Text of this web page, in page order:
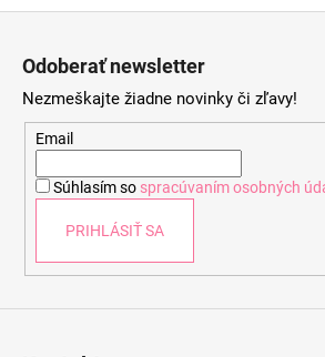
Odoberať newsletter
Nezmeškajte žiadne novinky či zľavy!
Email
Súhlasím so spracúvaním osobných
PRIHLÁSIŤ SA